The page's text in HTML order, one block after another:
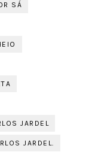
SÁ
JARDEL
JARDEL.